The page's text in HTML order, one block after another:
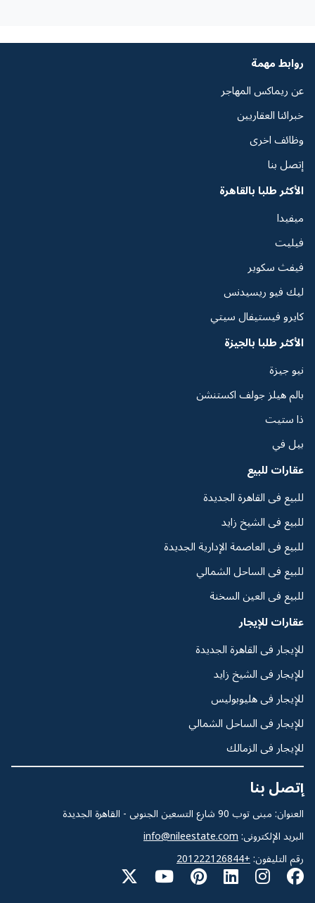
روابط مهمة
عن ريماكس المهاجر
خبرائنا العقاريين
وظائف اخرى
إتصل بنا
الأكثر طلبا بالقاهرة
ميفيدا
فيليت
فيفث سكوير
ليك فيو ريسيدنس
كايرو فيستيفال سيتي
الأكثر طلبا بالجيزة
نيو جيزة
بالم هيلز جولف اكستنشن
ذا ستيت
بيل في
عقارات للبيع
للبيع فى القاهرة الجديدة
للبيع فى الشيخ زايد
للبيع فى العاصمة الإدارية الجديدة
للبيع فى الساحل الشمالي
للبيع فى العين السخنة
عقارات للإيجار
للإيجار فى القاهرة الجديدة
للإيجار فى الشيخ زايد
للإيجار فى هليوبوليس
للإيجار فى الساحل الشمالي
للإيجار فى الزمالك
إتصل بنا
العنوان: مبنى توب 90 شارع التسعين الجنوبى - القاهرة الجديدة
البريد الإلكترونى: info@nileestate.com
رقم التليفون: +201222126844